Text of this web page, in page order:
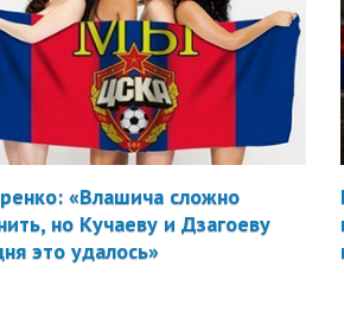
«Влашича сложно
но Кучаеву и Дзагоеву
это удалось»